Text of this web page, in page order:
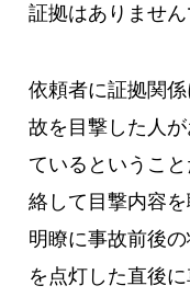
証拠はありません
依頼者に証拠関
故を目撃した人
ているというこ
絡して目撃内容
明瞭に事故前後
を点灯した直後